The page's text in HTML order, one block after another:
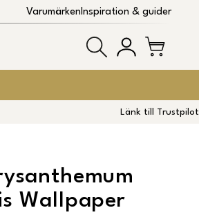
VarumärkenInspiration & guider
Länk till Trustpilot
Wallpaper